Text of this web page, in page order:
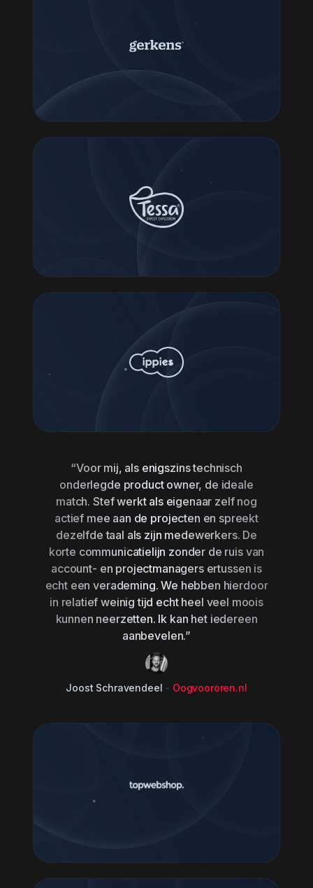
“Voor mij, als enigszins technisch
onderlegde product owner, de ideale
match. Stef werkt als eigenaar zelf nog
actief mee aan de projecten en spreekt
dezelfde taal als zijn medewerkers. De
korte communicatielijn zonder de ruis van
account- en projectmanagers ertussen is
echt een verademing. We hebben hierdoor
in relatief weinig tijd echt heel veel moois
kunnen neerzetten. Ik kan het iedereen
aanbevelen.”
Joost Schravendeel - Oogvoororen.nl